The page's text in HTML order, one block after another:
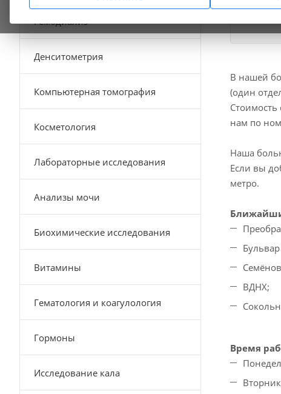
В нашей
(один
Стоимость
нам по
Наша
Если вы
метро.
ВДНХ;
Время
Гемодиализ
Денситометрия
Компьютерная томография
Косметология
Лабораторные исследования
Анализы мочи
Биохимические исследования
Витамины
Гематология и коагулология
Гормоны
Исследование кала